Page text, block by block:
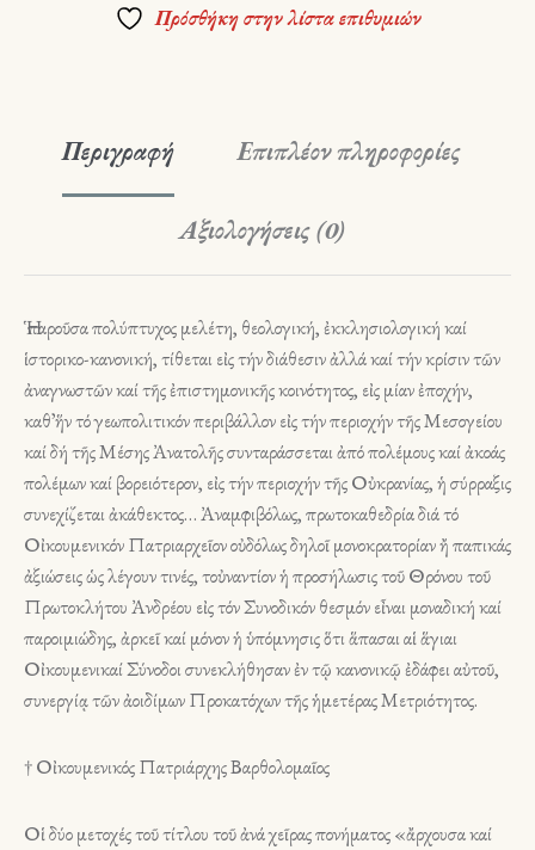
Πρόσθήκη στην λίστα επιθυμιών
Περιγραφή Επιπλέον πληροφορίες
Αξιολογήσεις (0)
Ἡ παροῦσα πολύπτυχος μελέτη, θεολογική, ἐκκλησιολογική καί
ἱστορικο-κανονική, τίθεται εἰς τήν διάθεσιν ἀλλά καί τήν κρίσιν τῶν
ἀναγνωστῶν καί τῆς ἐπιστημονικῆς κοινότητος, εἰς μίαν ἐποχήν,
καθ᾽ἥν τό γεωπολιτικόν περιβάλλον εἰς τήν περιοχήν τῆς Μεσογείου
καί δή τῆς Μέσης Ἀνατολῆς συνταράσσεται ἀπό πολέμους καί ἀκοάς
πολέμων καί βορειότερον, εἰς τήν περιοχήν τῆς Οὐκρανίας, ἡ σύρραξις
συνεχίζεται ἀκάθεκτος… Ἀναμφιβόλως, πρωτοκαθεδρία διά τό
Οἰκουμενικόν Πατριαρχεῖον οὐδόλως δηλοῖ μονοκρατορίαν ἤ παπικάς
ἀξιώσεις ὡς λέγουν τινές, τοὐναντίον ἡ προσήλωσις τοῦ Θρόνου τοῦ
Πρωτοκλήτου Ἀνδρέου εἰς τόν Συνοδικόν θεσμόν εἶναι μοναδική καί
παροιμιώδης, ἀρκεῖ καί μόνον ἡ ὑπόμνησις ὅτι ἅπασαι αἱ ἅγιαι
Οἰκουμενικαί Σύνοδοι συνεκλήθησαν ἐν τῷ κανονικῷ ἐδάφει αὐτοῦ,
συνεργίᾳ τῶν ἀοιδίμων Προκατόχων τῆς ἡμετέρας Μετριότητος.
† Οἰκουμενικός Πατριάρχης Βαρθολομαῖος
Οἱ δύο μετοχές τοῦ τίτλου τοῦ ἀνά χεῖρας πονήματος «ἄρχουσα καί